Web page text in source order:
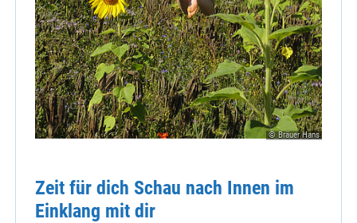
© Bräuer Hans
Zeit für dich Schau nach Innen im
Einklang mit dir